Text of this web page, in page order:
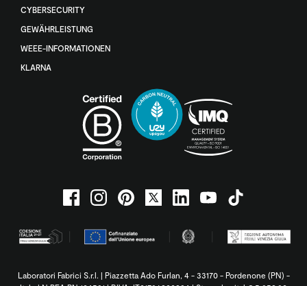
CYBERSECURITY
GEWÄHRLEISTUNG
WEEE-INFORMATIONEN
KLARNA
Laboratori Fabrici S.r.l. | Piazzetta Ado Furlan, 4 - 33170 - Pordenone (PN) -